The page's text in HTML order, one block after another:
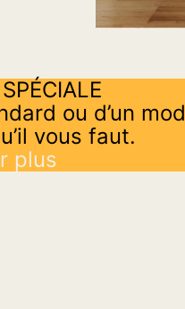
ou d’un
vous faut.
plus